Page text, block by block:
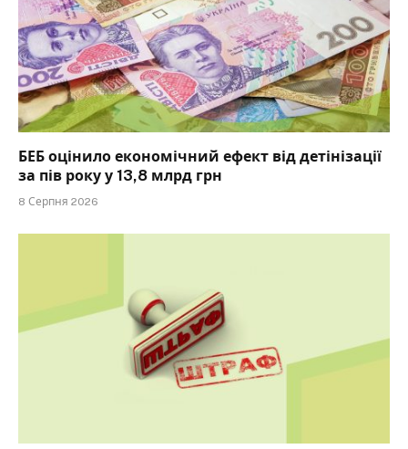
БЕБ оцінило економічний ефект від детінізації
за пів року у 13,8 млрд грн
8 Серпня 2026